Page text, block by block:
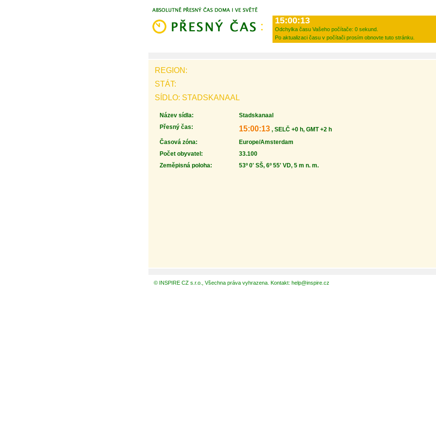
15:00:13
Odchylka času Vašeho počítače: 0 sekund.
Po aktualizaci času v počítači prosím obnovte tuto stránku.
REGION:
STÁT:
SÍDLO: STADSKANAAL
Název sídla:
Stadskanaal
Přesný čas:
15:00:13 , SELČ +0 h, GMT +2 h
Časová zóna:
Europe/Amsterdam
Počet obyvatel:
33.100
Zeměpisná poloha:
53º 0' SŠ, 6º 55' VD, 5 m n. m.
© INSPIRE CZ s.r.o., Všechna práva vyhrazena. Kontakt: help@inspire.cz